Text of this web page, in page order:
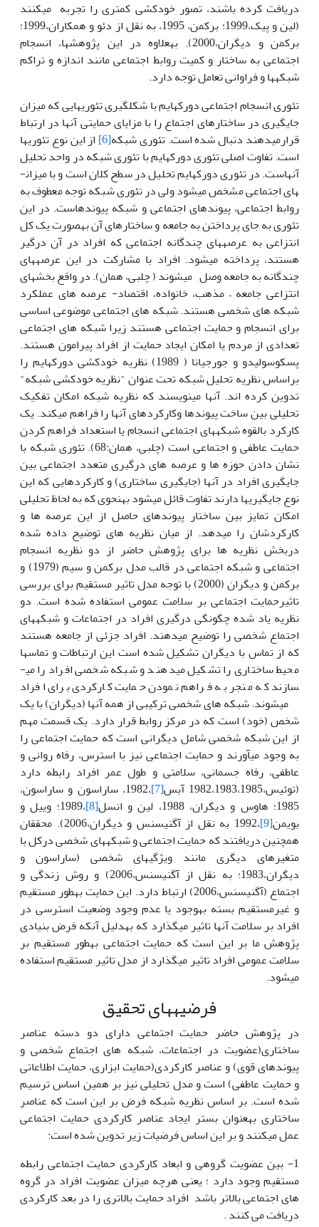
دریافت کرده باشند، تصور خودکشی کم­تری را تجربه می­کنند
(لین و پیک،1999؛ برکمن، 1995، به نقل از دئو و همکاران،1999؛
برکمن و دیگران،2000). به­علاوه در این پژوهش­ها، انسجام
اجتماعی به ساختار و کمیت روابط اجتماعی مانند اندازه و تراکم
شبکه­ها و فراوانی تعامل توجه دارد.
تئوری انسجام اجتماعی دورکهایم با شکل­گیری تئوری­هایی که میزان
جایگیری در ساختارهای اجتماع را با مزایای حمایتی آن­ها در ارتباط
قرارمی­دهند دنبال شده است. تئوری شبکه[6]
از این نوع تئوری­ها
است. تفاوت اصلی تئوری دورکهایم با تئوری شبکه در واحد تحلیل
آن­هاست. در تئوری دورکهایم تحلیل در سطح کلان است و با میزان­
های اجتماعی مشخص می­شود ولی در تئوری شبکه توجه معطوف به
روابط اجتماعی، پیوندهای اجتماعی و شبکه پیوندهاست. در این
تئوری به جای پرداختن به جامعه و ساختارهای آن به­صورت یک کل
انتزاعی به عرصه­های چندگانه اجتماعی که افراد در آن درگیر
هستند، پرداخته می­شود. افراد با مشارکت در این عرصه­های
چندگانه به جامعه وصل می­شوند ( چلبی، همان). در واقع بخش­های
انتزاعی جامعه – مذهب، خانواده، اقتصاد- عرصه های عملکرد
شبکه های شخصی هستند. شبکه های اجتماعی موضوعی اساسی
برای انسجام و حمایت اجتماعی هستند زیرا شبکه های اجتماعی
تعدادی از مردم یا امکان ایجاد حمایت از افراد پیرامون هستند.
پسکوسولیدو و جورجیانا ( 1989) نظریه خودکشی دورکهایم را
براساس نظریه تحلیل شبکه تحت عنوان "نظریه خودکشی شبکه"
تدوین کرده اند. آن­ها می­نویسند که نظریه شبکه امکان تفکیک
تحلیلی بین ساخت پیوندها وکارکردهای آن­ها را فراهم می­کند. یک
کارکرد بالقوه شبکه­های اجتماعی انسجام یا استعداد فراهم کردن
حمایت عاطفی و اجتماعی است (چلبی، همان:68). تئوری شبکه با
نشان دادن حوزه ها و عرصه های درگیری متعدد اجتماعی بین
جایگیری افراد در آن­ها (جایگیری ساختاری) و کارکردهایی که این
نوع جایگیری­ها دارند تفاوت قائل می­شود به­نحوی که به لحاظ تحلیلی
امکان تمایز بین ساختار پیوندهای حاصل از این عرصه ها و
کارکردشان را می­دهد. از میان نظریه های توضیح داده شده
دربخش نظریه ­ها برای پژوهش حاضر از دو نظریه انسجام
اجتماعی و شبکه اجتماعی در قالب مدل برکمن و سیم (1979) و
برکمن و دیگران (2000) با توجه مدل تاثیر مستقیم برای بررسی
تاثیرحمایت اجتماعی بر سلامت عمومی استفاده شده است. دو
نظریه یاد شده چگونگی درگیری افراد در اجتماعات و شبکه­های
اجتماع شخصی را توضیح می­دهند. افراد جزئی از جامعه هستند
که از تماس با دیگران تشکیل شده است این ارتباطات و تماس­ها
محیط ساختاری را تشکیل می­دهند و شبکه شخصی افراد را می­
سازند که منجر به فراهم نمودن حمایت کارکردی برای افراد
می­شوند. شبکه ­های شخصی ترکیبی از همه آن­ها (دیگران) با یک
شخص (خود) است که در مرکز روابط قرار دارد. یک قسمت مهم
از این شبکه شخصی شامل دیگرانی است که حمایت اجتماعی را
به­ وجود می­آورند و حمایت اجتماعی نیز با استرس، رفاه روانی و
عاطفی، رفاه جسمانی، سلامتی و طول عمر افراد رابطه دارد
(توئیس،1982،1983،1985 آبس
[7]
،1982، ساراسون و ساراسون،
1985؛ هاوس و دیگران، 1988، لین و انسل
[8]
،1989؛ وییل و
بویمن[9]
،1992 به نقل از آگنیسنس و دیگران،2006). محققان
هم­چنین دریافتند که حمایت اجتماعی و شبکه­های شخصی درکل با
متغیرهای دیگری مانند ویژگی­های شخصی (ساراسون و
دیگران،1983؛ به نقل از آگنیسنس،2006) و روش زندگی و
اجتماع (آگنیسنس،2006) ارتباط دارد. این حمایت به­­طور مستقیم
و غیرمستقیم بسته به­وجود یا عدم وجود وضعیت استرسی در
افراد بر سلامت آن­ها تاثیر می­گذارد که به­دلیل آن­که فرض بنیادی
پژوهش ما بر این است که حمایت اجتماعی به­طور مستقیم بر
سلامت عمومی افراد تاثیر می­گذارد از مدل تاثیر مستقیم استفاده
می­­شود.
فرضیه­های تحقیق
در پژوهش حاضر حمایت اجتماعی دارای دو دسته عناصر
ساختاری(عضویت در اجتماعات، شبکه­ های اجتماع شخصی و
پیوندهای قوی) و عناصر کارکردی(حمایت ابزاری، حمایت اطلاعاتی
و حمایت عاطفی) است و مدل تحلیلی نیز بر همین اساس ترسیم
شده است. بر اساس نظریه شبکه فرض بر این است که عناصر
ساختاری به­عنوان بستر ایجاد عناصر کارکردی حمایت اجتماعی
عمل می­کنند و بر این اساس فرضیات زیر تدوین شده است:
1- بین عضویت گروهی و ابعاد کارکردی حمایت اجتماعی رابطه
مستقیم وجود دارد ؛ یعنی هرچه میزان عضویت افراد در گروه
های اجتماعی بالاتر باشد افراد حمایت بالاتری را در بعد کارکردی
دریافت می کنند .